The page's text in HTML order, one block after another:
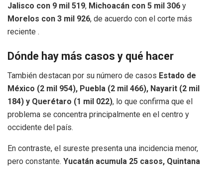
Jalisco con 9 mil 519, Michoacán con 5 mil 306 y
Morelos con 3 mil 926, de acuerdo con el corte más
reciente .
Dónde hay más casos y qué hacer
También destacan por su número de casos Estado de
México (2 mil 954), Puebla (2 mil 466), Nayarit (2 mil
184) y Querétaro (1 mil 022), lo que confirma que el
problema se concentra principalmente en el centro y
occidente del país.
En contraste, el sureste presenta una incidencia menor,
pero constante. Yucatán acumula 25 casos, Quintana